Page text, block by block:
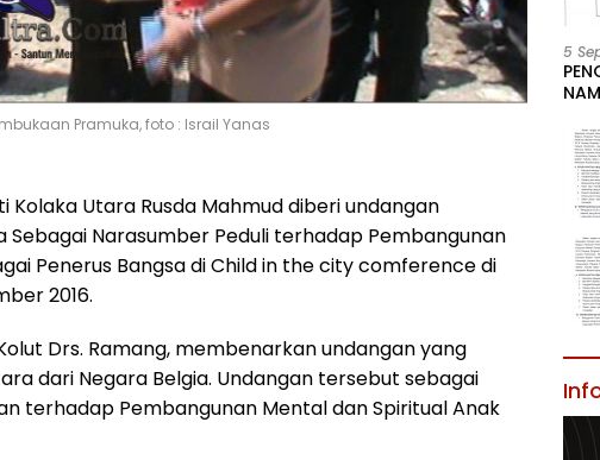
Pramuka, foto : Israil Yanas
Kolaka Utara Rusda Mahmud diberi undangan
Sebagai Narasumber Peduli terhadap Pembangunan
Penerus Bangsa di Child in the city comference di
2016.
Drs. Ramang, membenarkan undangan yang
dari Negara Belgia. Undangan tersebut sebagai
terhadap Pembangunan Mental dan Spiritual Anak
5